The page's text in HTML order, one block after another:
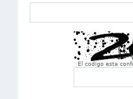
El codigo esta